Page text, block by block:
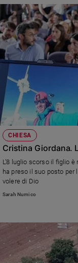
CHIESA
Cristina Giordana.
L’8 luglio scorso il figlio
ha preso il suo posto per
volere di Dio
Sarah Numico